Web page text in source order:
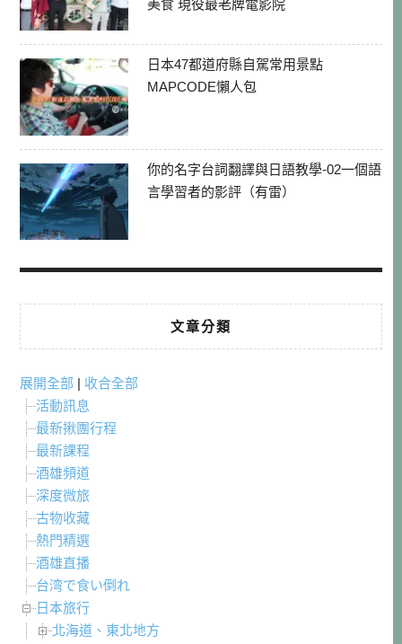
美食 現役最老牌電影院
日本47都道府縣自駕常用景點
MAPCODE懶人包
你的名字台詞翻譯與日語教學-02一個語
言學習者的影評（有雷）
文章分類
展開全部 | 收合全部
活動訊息
最新揪團行程
最新課程
酒雄頻道
深度微旅
古物收藏
熱門精選
酒雄直播
台湾で食い倒れ
日本旅行
北海道、東北地方